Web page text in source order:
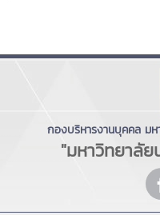
กองบริหารงานบุคคล มห
"มหาวิทยาลั